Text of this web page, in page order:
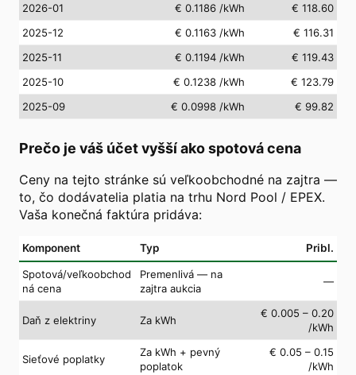
2026-01
€ 0.1186 /kWh
€ 118.60
2025-12
€ 0.1163 /kWh
€ 116.31
2025-11
€ 0.1194 /kWh
€ 119.43
2025-10
€ 0.1238 /kWh
€ 123.79
2025-09
€ 0.0998 /kWh € 99.82
Prečo je váš účet vyšší ako spotová cena
Ceny na tejto stránke sú veľkoobchodné na zajtra —
to, čo dodávatelia platia na trhu Nord Pool / EPEX.
Vaša konečná faktúra pridáva:
Komponent Typ Pribl.
Spotová/veľkoobchod
ná cena
Premenlivá — na
zajtra aukcia
—
Daň z elektriny Za kWh
€ 0.005 – 0.20
/kWh
Sieťové poplatky
Za kWh + pevný
poplatok
€ 0.05 – 0.15
/kWh